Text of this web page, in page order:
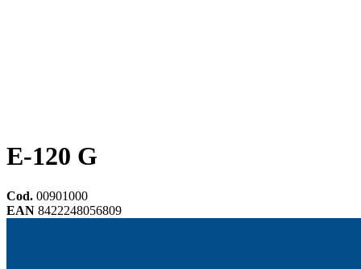
E-120 G
Cod. 00901000
EAN 8422248056809